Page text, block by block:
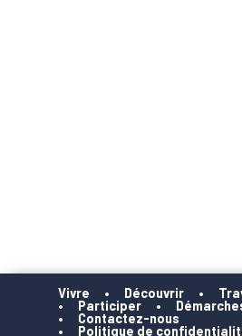
Vivre Découvrir
Participer
Contactez-nous
Politique de